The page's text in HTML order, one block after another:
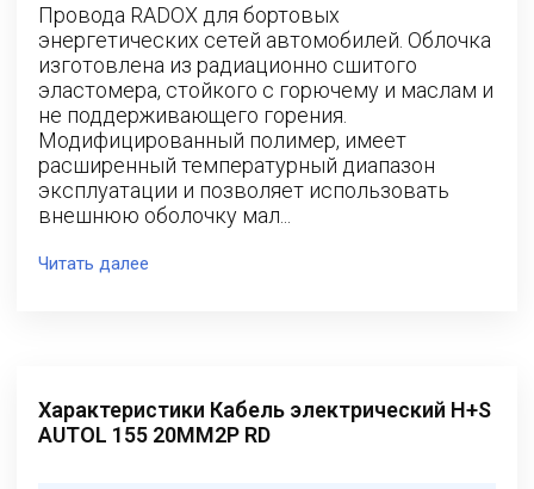
Провода RADOX для бортовых
энергетических сетей автомобилей. Облочка
изготовлена из радиационно сшитого
эластомера, стойкого с горючему и маслам и
не поддерживающего горения.
Модифицированный полимер, имеет
расширенный температурный диапазон
эксплуатации и позволяет использовать
внешнюю оболочку мал...
Читать далее
Характеристики Кабель электрический H+S
AUTOL 155 20MM2P RD